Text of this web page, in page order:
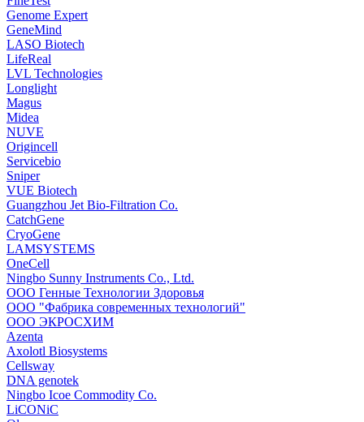
Genome Expert
GeneMind
LASO Biotech
LifeReal
LVL Technologies
Longlight
Magus
Midea
NUVE
Origincell
Servicebio
Sniper
VUE Biotech
Guangzhou Jet Bio-Filtration Co.
CatchGene
CryoGene
LAMSYSTEMS
OneCell
Ningbo Sunny Instruments Co., Ltd.
ООО Генные Технологии Здоровья
ООО "Фабрика современных технологий"
ООО ЭКРОСХИМ
Azenta
Axolotl Biosystems
Cellsway
DNA genotek
Ningbo Icoe Commodity Co.
LiCONiC